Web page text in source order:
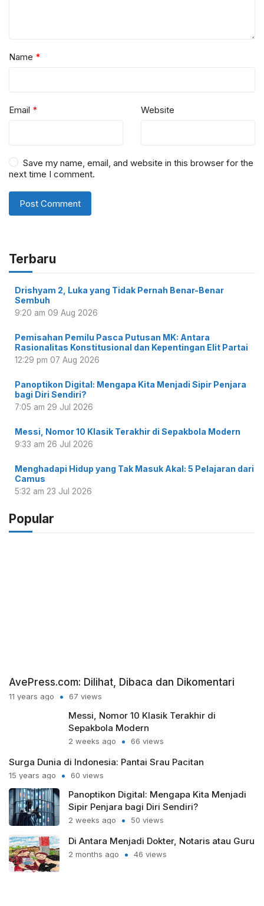
Name *
Email * Website
Save my name, email, and website in this browser for the
next time I comment.
Terbaru
Drishyam 2, Luka yang Tidak Pernah Benar-Benar
Sembuh
9:20 am 09 Aug 2026
Pemisahan Pemilu Pasca Putusan MK: Antara
Rasionalitas Konstitusional dan Kepentingan Elit Partai
12:29 pm 07 Aug 2026
Panoptikon Digital: Mengapa Kita Menjadi Sipir Penjara
bagi Diri Sendiri?
7:05 am 29 Jul 2026
Messi, Nomor 10 Klasik Terakhir di Sepakbola Modern
9:33 am 26 Jul 2026
Menghadapi Hidup yang Tak Masuk Akal: 5 Pelajaran dari
Camus
5:32 am 23 Jul 2026
Popular
AvePress.com: Dilihat, Dibaca dan Dikomentari
11 years ago 67 views
Messi, Nomor 10 Klasik Terakhir di
Sepakbola Modern
2 weeks ago 66 views
Surga Dunia di Indonesia: Pantai Srau Pacitan
15 years ago 60 views
Panoptikon Digital: Mengapa Kita Menjadi
Sipir Penjara bagi Diri Sendiri?
2 weeks ago 50 views
Di Antara Menjadi Dokter, Notaris atau Guru
2 months ago 46 views